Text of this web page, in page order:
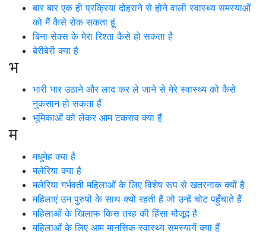
बार बार एक ही प्रक्रिया दोहराने से होने वाली स्वास्थ्य समस्याओं
को मैं कैसे रोक सकता हूं
बिना सेक्स के मेरा रिश्ता कैसे हो सकता है
बेरीबेरी क्या है
भ
भारी भार उठाने और लाद कर ले जाने से मेरे स्वास्थ्य को कैसे
नुकसान हो सकता हैं
भूमिकाओं को लेकर आम टकराव क्या हैं
म
मधुमेह क्या है
मलेरिया क्या है
मलेरिया गर्भवती महिलाओं के लिए विशेष रूप से खतरनाक क्यों है
महिलाएं उन पुरुषों के साथ क्यों रहती हैं जो उन्हें चोट पहुँचाते हैं
महिलाओं के खिलाफ किस तरह की हिंसा मौजूद है
महिलाओं के लिए आम मानसिक स्वास्थ्य समस्यायें क्या हैं